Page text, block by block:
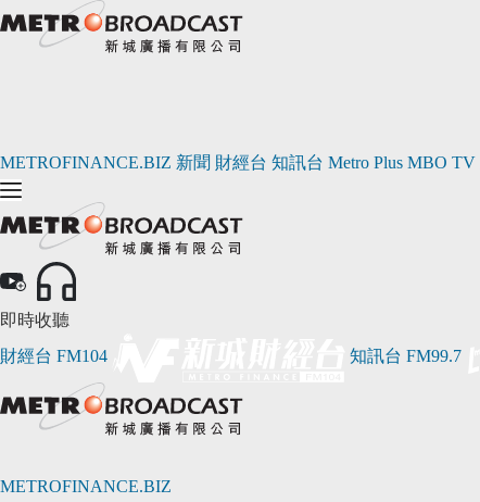
METROFINANCE.BIZ 新聞 財經台 知訊台 Metro Plus MBO TV
即時收聽
財經台 FM104 知訊台 FM99.7
METROFINANCE.BIZ